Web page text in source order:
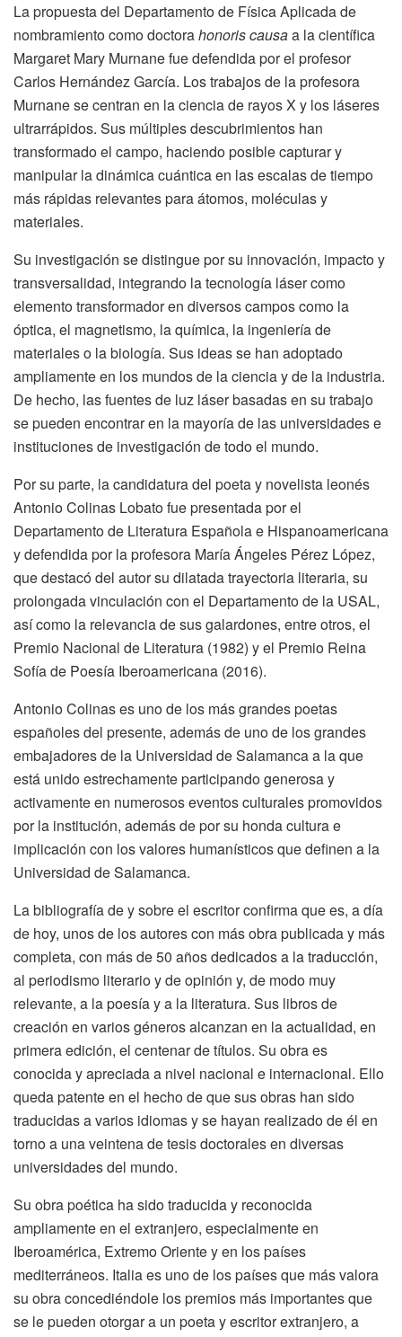
La propuesta del Departamento de Física Aplicada de
nombramiento como doctorahonoris causaa la científica
Margaret Mary Murnane fue defendida por el profesor
Carlos Hernández García. Los trabajos de la profesora
Murnane se centran en la ciencia de rayos X y los láseres
ultrarrápidos. Sus múltiples descubrimientos han
transformado el campo, haciendo posible capturar y
manipular la dinámica cuántica en las escalas de tiempo
más rápidas relevantes para átomos, moléculas y
materiales.
Su investigación se distingue por su innovación, impacto y
transversalidad, integrando la tecnología láser como
elemento transformador en diversos campos como la
óptica, el magnetismo, la química, la ingeniería de
materiales o la biología. Sus ideas se han adoptado
ampliamente en los mundos de la ciencia y de la industria.
De hecho, las fuentes de luz láser basadas en su trabajo
se pueden encontrar en la mayoría de las universidades e
instituciones de investigación de todo el mundo.
Por su parte, la candidatura del poeta y novelista leonés
Antonio Colinas Lobato fue presentada por el
Departamento de Literatura Española e Hispanoamericana
y defendida por la profesora María Ángeles Pérez López,
que destacó del autor su dilatada trayectoria literaria, su
prolongada vinculación con el Departamento de la USAL,
así como la relevancia de sus galardones, entre otros, el
Premio Nacional de Literatura (1982) y el Premio Reina
Sofía de Poesía Iberoamericana (2016).
Antonio Colinas es uno de los más grandes poetas
españoles del presente, además de uno de los grandes
embajadores de la Universidad de Salamanca a la que
está unido estrechamente participando generosa y
activamente en numerosos eventos culturales promovidos
por la institución, además de por su honda cultura e
implicación con los valores humanísticos que definen a la
Universidad de Salamanca.
La bibliografía de y sobre el escritor confirma que es, a día
de hoy, unos de los autores con más obra publicada y más
completa, con más de 50 años dedicados a la traducción,
al periodismo literario y de opinión y, de modo muy
relevante, a la poesía y a la literatura. Sus libros de
creación en varios géneros alcanzan en la actualidad, en
primera edición, el centenar de títulos. Su obra es
conocida y apreciada a nivel nacional e internacional. Ello
queda patente en el hecho de que sus obras han sido
traducidas a varios idiomas y se hayan realizado de él en
torno a una veintena de tesis doctorales en diversas
universidades del mundo.
Su obra poética ha sido traducida y reconocida
ampliamente en el extranjero, especialmente en
Iberoamérica, Extremo Oriente y en los países
mediterráneos. Italia es uno de los países que más valora
su obra concediéndole los premios más importantes que
se le pueden otorgar a un poeta y escritor extranjero, a